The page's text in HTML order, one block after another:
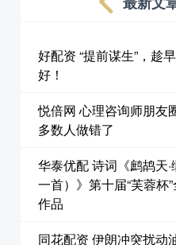
好配资 “提前谋生”，趁
好！
悦倍网 心理咨询师朋友
多数人做错了
华泰优配 诗词《鹧鸪天
一首）》第十届“芙蓉杯
作品
同花配资 伊朗冲突扰动